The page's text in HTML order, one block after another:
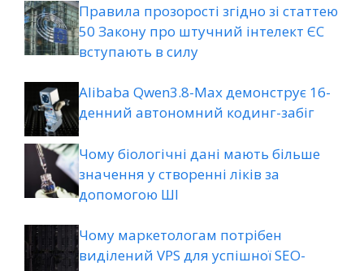
Правила прозорості згідно зі статтею
50 Закону про штучний інтелект ЄС
вступають в силу
Alibaba Qwen3.8-Max демонструє 16-
денний автономний кодинг-забіг
Чому біологічні дані мають більше
значення у створенні ліків за
допомогою ШІ
Чому маркетологам потрібен
виділений VPS для успішної SEO-